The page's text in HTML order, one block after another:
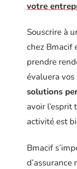
votre
Souscrire à
chez Bmacif
prendre
évaluera
solutions
avoir
activité est
Bmacif
d’assurance